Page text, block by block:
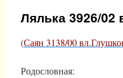
Лялька 3926/
(Саян 3138/00
Родословная: